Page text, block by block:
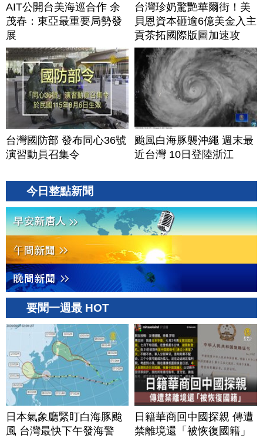
AIT公開台美海巡合作 余
茂春：東亞最重要局勢發
展
台灣珍奶驚艷華爾街！美
貝恩資本砸逾6億美金入主
貢茶拓國際版圖加速攻
美？｜#財經新聞｜
20260806(四)
台灣國防部 發布同心36號
演習動員召集令
颱風白海豚襲沖繩 週末最
近台灣 10日登陸浙江
今日整點新聞
要聞一週最 HOT
日本氣象廳緊盯白海豚颱
風 台灣最快下午發海警
日籍華商回中國探親 傳遭
禁離境還「被恢復國籍」